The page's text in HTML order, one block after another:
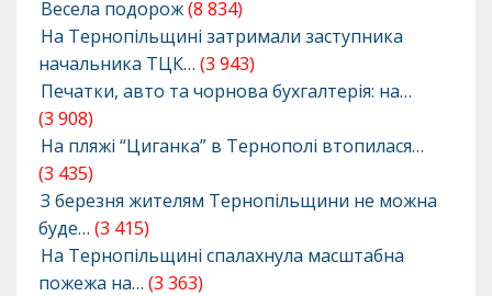
Весела подорож(8 834)
На Тернопільщині затримали заступника
начальника ТЦК… (3 943)
Печатки, авто та чорнова бухгалтерія: на…
(3 908)
На пляжі “Циганка” в Тернополі втопилася…
(3 435)
З березня жителям Тернопільщини не можна
буде… (3 415)
На Тернопільщині спалахнула масштабна
пожежа на… (3 363)